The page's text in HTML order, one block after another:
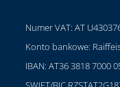
Numer VAT: AT
Konto bankowe:
IBAN: AT36 3818 7000